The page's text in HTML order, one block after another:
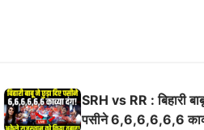
SRH vs RR : बिहारी
पसीने 6,6,6,6,6,6